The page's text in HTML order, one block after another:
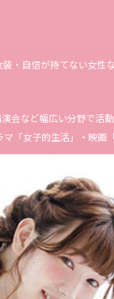
・自信が持てない女
会など幅広い分野で
「女子的生活」・映